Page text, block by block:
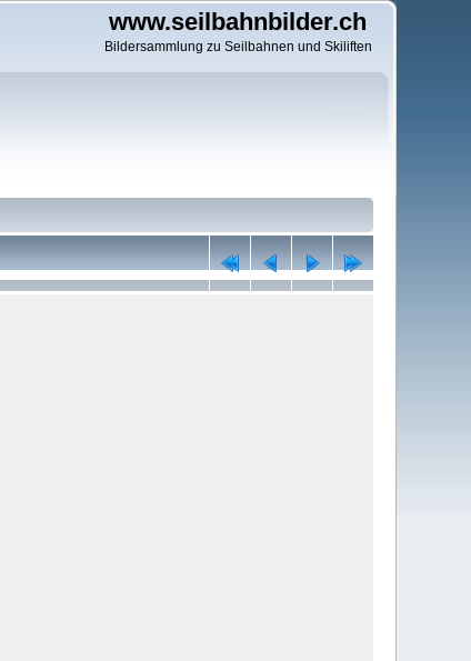
www.seilbahnbilder.ch
Bildersammlung zu Seilbahnen und Skiliften